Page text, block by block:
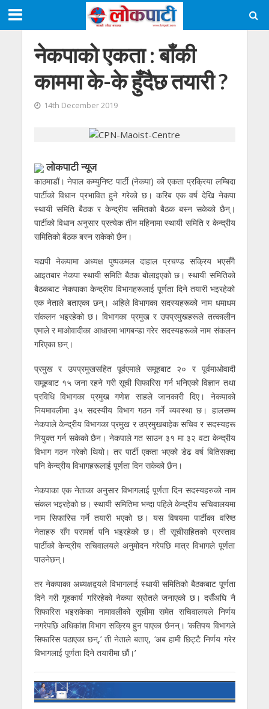
नेकपाको एकता : बाँकी
काममा के-के हुँदैछ तयारी ?
14th December 2019
लाेकपाटी न्यूज
काठमाडौं। नेपाल कम्युनिष्ट पार्टी (नेकपा) को एकता प्रक्रिया लम्बिदा
पार्टीको विधान प्रभावित हुने गरेको छ। करिब एक वर्ष देखि नेकपा
स्थायी समिति बैठक र केन्द्रीय समितको बैठक बस्न सकेको छैन्।
पार्टीको विधान अनुसार प्रत्येक तीन महिनामा स्थायी समिति र केन्द्रीय
समितिको बैठक बस्न सकेको छैन।
यद्यपी नेकपामा अध्यक्ष पुष्पकमल दाहाल प्रचण्ड सक्रिय भएसँगै
आइतबार नेकपा स्थायी समिति बैठक बोलाइएको छ। स्थायी समितिको
बैठकबाट नेकपाका केन्द्रीय विभागहरूलाई पूर्णता दिने तयारी भइरहेको
एक नेताले बताएका छन्। अहिले विभागका सदस्यहरूको नाम धमाधम
संकलन भइरहेको छ। विभागका प्रमुख र उपप्रमुखहरूले तत्कालीन
एमाले र माओवादीका आधारमा भागबन्डा गरेर सदस्यहरूको नाम संकलन
गरिएका छन्।
प्रमुख र उपप्रमुखसहित पूर्वएमाले समूहबाट २० र पूर्वमाओवादी
समूहबाट १५ जना रहने गरी सूची सिफारिस गर्न भनिएको विज्ञान तथा
प्रविधि विभागका प्रमुख गणेश साहले जानकारी दिए। नेकपाको
नियमावलीमा ३५ सदस्यीय विभाग गठन गर्ने व्यवस्था छ। हालसम्म
नेकपाले केन्द्रीय विभागका प्रमुख र उप्रमुखबाहेक सचिव र सदस्यहरू
नियुक्त गर्न सकेको छैन। नेकपाले गत साउन ३१ मा ३२ वटा केन्द्रीय
विभाग गठन गरेको थियो। तर पार्टी एकता भएको डेढ वर्ष बितिसक्दा
पनि केन्द्रीय विभागहरूलाई पूर्णता दिन सकेको छैन।
नेकपाका एक नेताका अनुसार विभागलाई पूर्णता दिन सदस्यहरुको नाम
संकल भइरहेको छ। स्थायी समितिमा भन्दा पहिले केन्द्रीय सचिवालयमा
नाम सिफारिस गर्ने तयारी भएको छ। यस विषयमा पार्टीका वरिष्ठ
नेताहरु सँग परामर्श पनि भइरहेको छ। ती सूचीसहितको प्रस्ताव
पार्टीको केन्द्रीय सचिवालयले अनुमोदन गरेपछि मात्र विभागले पूर्णता
पाउनेछन्।
तर नेकपाका अध्यक्षद्वयले विभागलाई स्थायी समितिको बैठकबाट पूर्णता
दिने गरी गृहकार्य गरिरहेको नेकपा स्रोतले जनाएको छ। दसैँअघि नै
सिफारिस भइसकेका नामावलीको सूचीमा समेत सचिवालयले निर्णय
नगरेपछि अधिकांश विभाग सक्रिय हुन पाएका छैनन्। ‘कतिपय विभागले
सिफारिस पठाएका छन्,’ ती नेताले बताए, ‘अब हामी छिट्टै निर्णय गरेर
विभागलाई पूर्णता दिने तयारीमा छौं।’